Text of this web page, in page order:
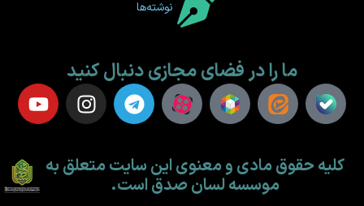
نوشته‌ها
ما را در فضای مجازی دنبال کنید
کلیه حقوق مادی و معنوی این سایت متعلق به
موسسه لسان صدق است.